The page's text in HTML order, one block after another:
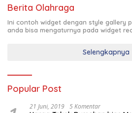
Berita Olahraga
Ini contoh widget dengan style gallery
anda bisa mengaturnya pada widget
Selengkapnya
Popular Post
21 Juni, 2019 5 Komentar